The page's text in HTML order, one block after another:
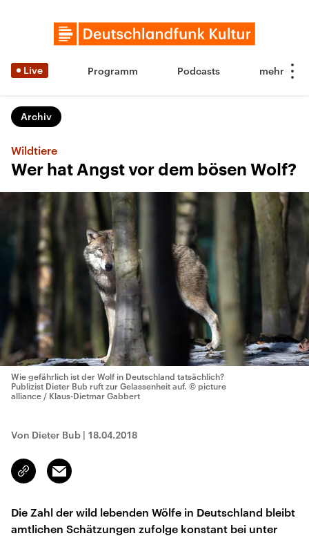
Live Programm Podcasts
Archiv
Wildtiere
Wer hat Angst vor dem bösen Wolf?
Wie gefährlich ist der Wolf in Deutschland tatsächlich?
Publizist Dieter Bub ruft zur Gelassenheit auf. © picture
alliance / Klaus-Dietmar Gabbert
Von Dieter Bub | 18.04.2018
Link
kopieren/teilen
Email
Die Zahl der wild lebenden Wölfe in Deutschland bleibt
amtlichen Schätzungen zufolge konstant bei unter